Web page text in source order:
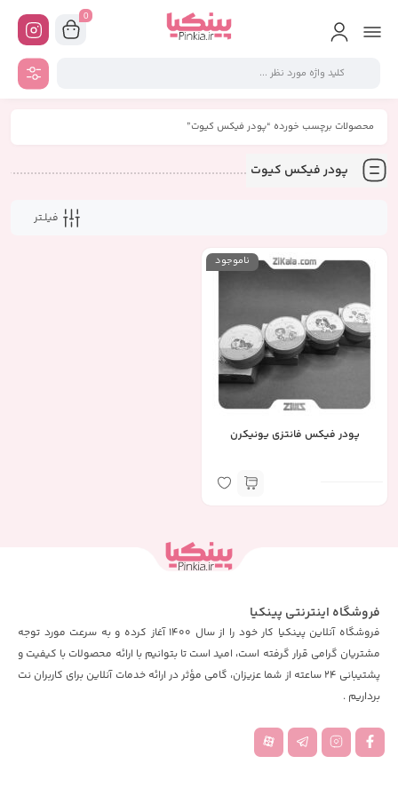
0
محصولات برچسب خورده “پودر فیکس کیوت”
پودر فیکس کیوت
فیلـتر
ناموجود
پودر فیکس فانتزی یونیکرن
فروشگاه اینترنتی پینکیا
فروشگاه آنلاین پینکیا کار خود را از سال 1400 آغاز کرده و به سرعت مورد توجه
مشتریان گرامی قرار گرفته است، امید است تا بتوانیم با ارائه محصولات با کیفیت و
پشتیبانی 24 ساعته از شما عزیزان، گامی مؤثر در ارائه خدمات آنلاین برای کاربران نت
برداریم .